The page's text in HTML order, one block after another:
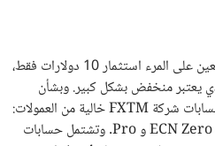
من أجل فتح حساب لدى FXTM، يتعين على المرء استثمار 10 دولارات فقط،
يعتبر منخفض بشكل كبير. وبشأن
العمولات والفوارق السعرية، فمعظم حسابات شركة FXTM خالية من العمولات:
كالحسابات القياسية، وكذلك حسابات ECN Zero و Pro. وتشتمل حسابات